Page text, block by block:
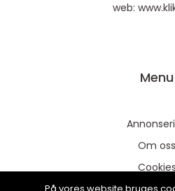
web:
Menu
Om oss
Cookies